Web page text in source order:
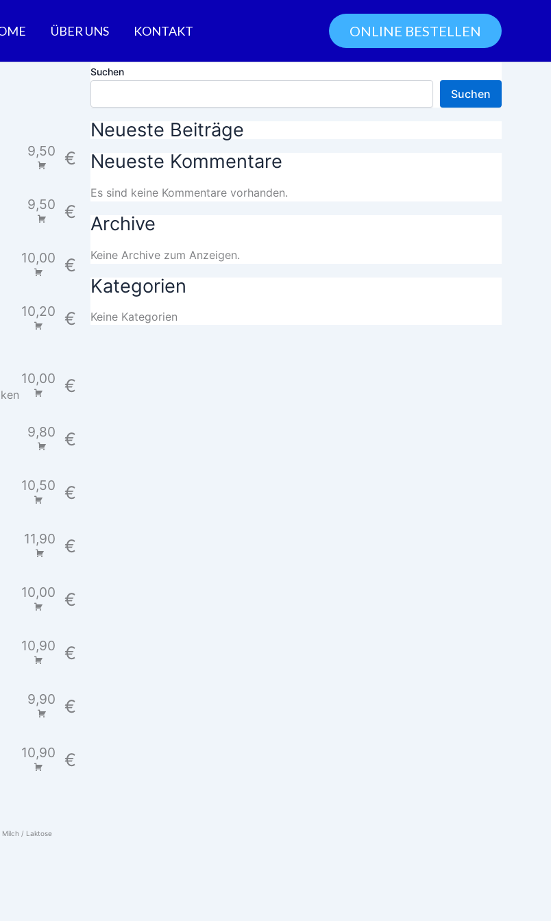
ÜBER UNS KONTAKT ONLINE BESTELLEN
9,50 €
9,50 €
10,00 €
10,20 €
10,00 €
9,80 €
10,50 €
11,90 €
10,00 €
10,90 €
9,90 €
10,90 €
Milch / Laktose
Suchen
Suchen
Neueste Beiträge
Neueste Kommentare
Es sind keine Kommentare vorhanden.
Archive
Keine Archive zum Anzeigen.
Kategorien
Keine Kategorien